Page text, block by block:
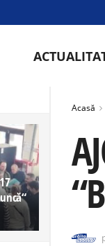
Acasă